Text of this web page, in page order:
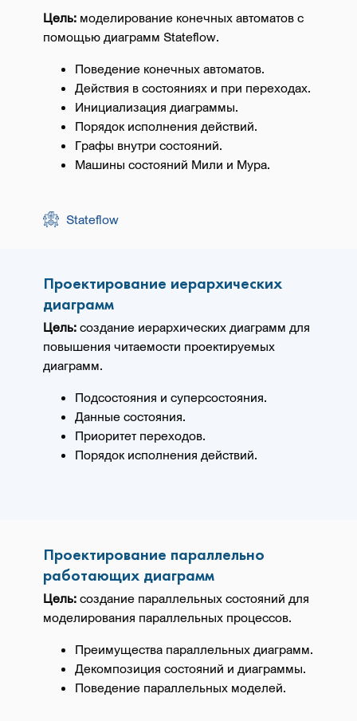
Цель: моделирование конечных автоматов с
помощью диаграмм Stateflow.
Поведение конечных автоматов.
Действия в состояниях и при переходах.
Инициализация диаграммы.
Порядок исполнения действий.
Графы внутри состояний.
Машины состояний Мили и Мура.
Stateflow
Проектирование иерархических
диаграмм
Цель: создание иерархических диаграмм для
повышения читаемости проектируемых
диаграмм.
Подсостояния и суперсостояния.
Данные состояния.
Приоритет переходов.
Порядок исполнения действий.
Проектирование параллельно
работающих диаграмм
Цель: создание параллельных состояний для
моделирования параллельных процессов.
Преимущества параллельных диаграмм.
Декомпозиция состояний и диаграммы.
Поведение параллельных моделей.